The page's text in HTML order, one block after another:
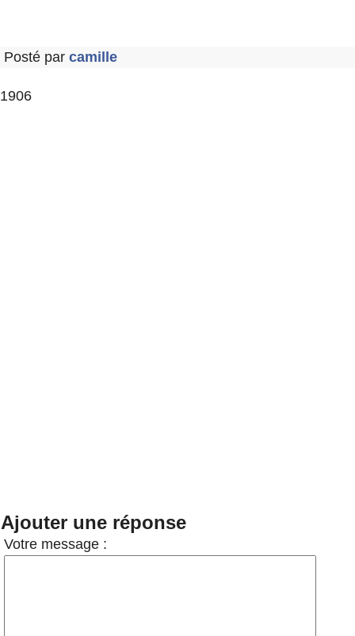
Posté par camille
1906
Ajouter une réponse
Votre message :